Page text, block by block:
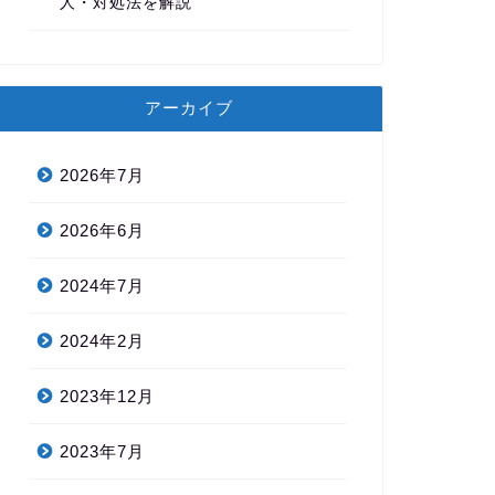
アーカイブ
2026年7月
2026年6月
2024年7月
2024年2月
2023年12月
2023年7月